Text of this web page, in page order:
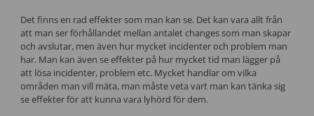
Det finns en rad effekter som man kan se. Det kan vara allt från
att man ser förhållandet mellan antalet changes som man skapar
och avslutar, men även hur mycket incidenter och problem man
har. Man kan även se effekter på hur mycket tid man lägger på
att lösa incidenter, problem etc. Mycket handlar om vilka
områden man vill mäta, man måste veta vart man kan tänka sig
se effekter för att kunna vara lyhörd för dem.